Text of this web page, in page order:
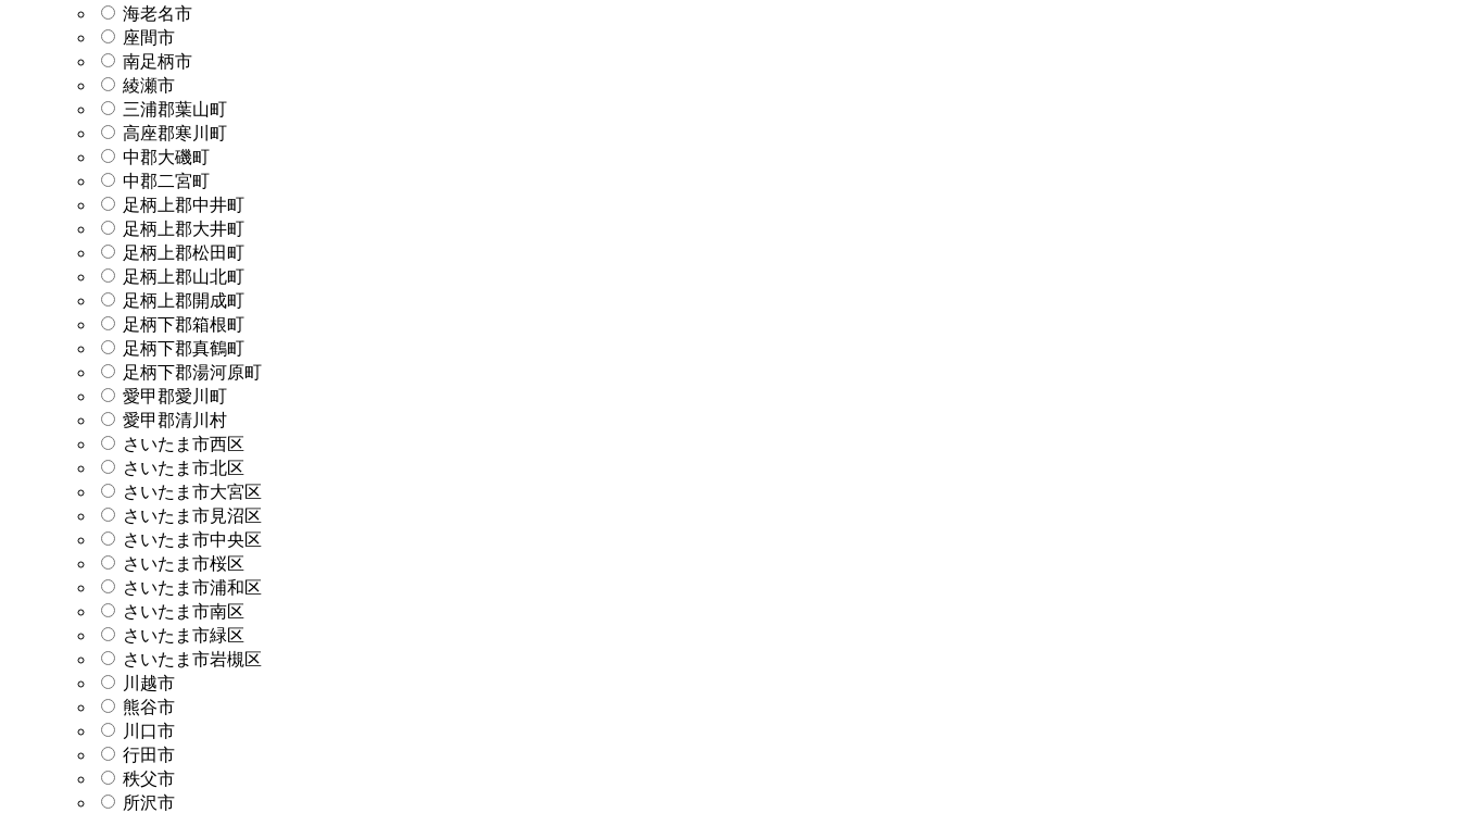
海老名市
座間市
南足柄市
綾瀬市
三浦郡葉山町
高座郡寒川町
中郡大磯町
中郡二宮町
足柄上郡中井町
足柄上郡大井町
足柄上郡松田町
足柄上郡山北町
足柄上郡開成町
足柄下郡箱根町
足柄下郡真鶴町
足柄下郡湯河原町
愛甲郡愛川町
愛甲郡清川村
さいたま市西区
さいたま市北区
さいたま市大宮区
さいたま市見沼区
さいたま市中央区
さいたま市桜区
さいたま市浦和区
さいたま市南区
さいたま市緑区
さいたま市岩槻区
川越市
熊谷市
川口市
行田市
秩父市
所沢市